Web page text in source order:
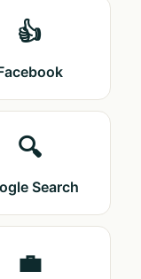
👍
🔍
Search
💼